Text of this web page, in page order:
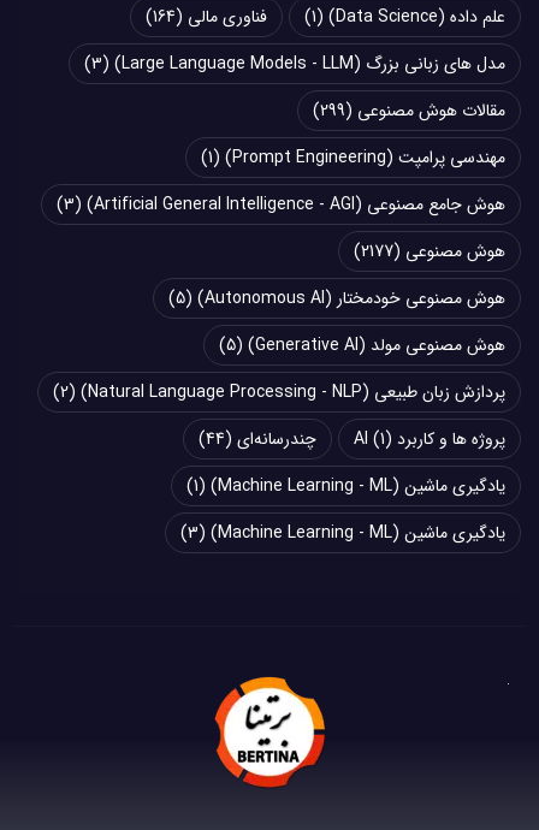
علم داده (Data Science)
(1) فناوری مالی (164)
مدل های زبانی بزرگ (Large Language Models - LLM)
(3)
مقالات هوش مصنوعی (299)
مهندسی پرامپت (Prompt Engineering)
(1)
هوش جامع مصنوعی (Artificial General Intelligence - AGI)
(3)
هوش مصنوعی (2177)
هوش مصنوعی خودمختار (Autonomous AI)
(5)
هوش مصنوعی مولد (Generative AI)
(5)
پردازش زبان طبیعی (Natural Language Processing - NLP)
(2)
پروژه ها و کاربرد AI (1) چند‌‌رسانه‌ای (44)
یادگیری ماشین (Machine Learning - ML)
(1)
یادگیری ماشین (Machine Learning - ML)
(3)